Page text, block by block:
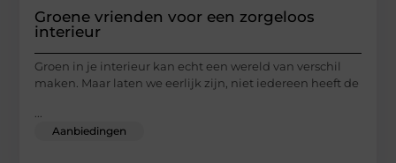
Groene vrienden voor een zorgeloos
interieur
Groen in je interieur kan echt een wereld van verschil
maken. Maar laten we eerlijk zijn, niet iedereen heeft de
Aanbiedingen